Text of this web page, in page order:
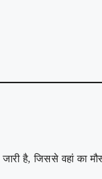
जारी है, जिससे वहां का